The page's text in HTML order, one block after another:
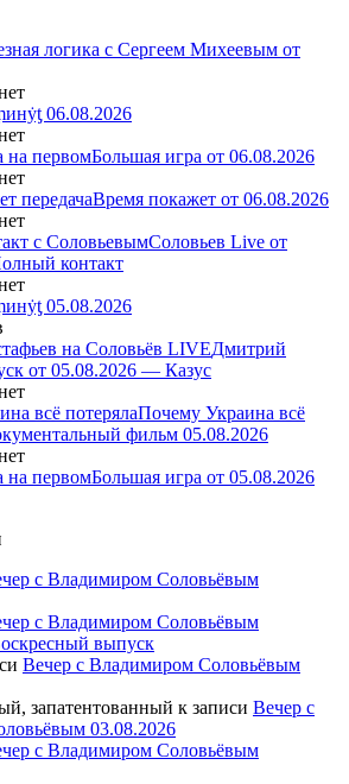
логика с Сергеем Михеевым от
06.08.2026
Большая игра от 06.08.2026
Время покажет от 06.08.2026
Соловьев Live от
контакт
05.08.2026
Дмитрий
от 05.08.2026 — Казус
Почему Украина всё
фильм 05.08.2026
Большая игра от 05.08.2026
с Владимиром Соловьёвым
с Владимиром Соловьёвым
выпуск
Вечер с Владимиром Соловьёвым
запатентованный к записи Вечер с
03.08.2026
с Владимиром Соловьёвым